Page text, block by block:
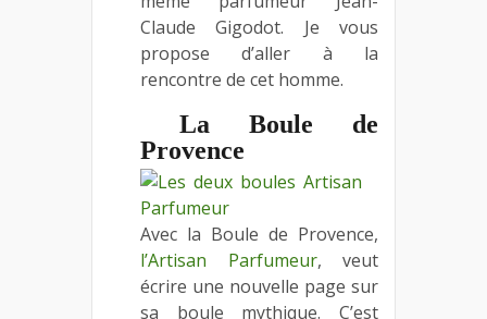
Claude Gigodot. Je vous
propose d’aller à la
rencontre de cet homme.
La Boule de
Provence
Avec la Boule de Provence,
l’Artisan Parfumeur, veut
écrire une nouvelle page sur
sa boule mythique. C’est